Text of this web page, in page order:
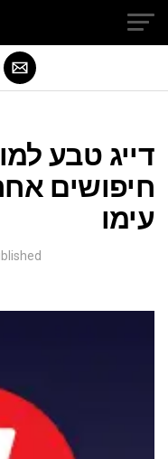
דייג טבע
חיפושים
עימו